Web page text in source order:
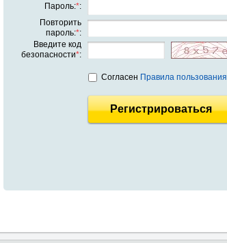
Пароль:*:
Повторить
пароль:*:
Введите код
безопасности*:
Согласен Правила пользования
Регистрироваться